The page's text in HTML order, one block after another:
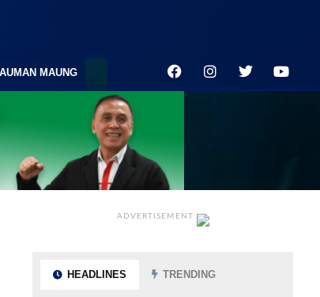
AUMAN MAUNG
ADVERTISEMENT
HEADLINES TRENDING